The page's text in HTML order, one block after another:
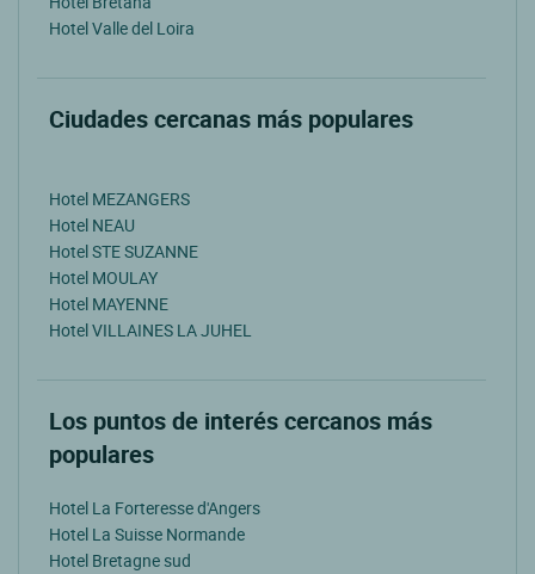
Hotel Valle del Loira
Ciudades cercanas más populares
Hotel MEZANGERS
Hotel NEAU
Hotel STE SUZANNE
Hotel MOULAY
Hotel MAYENNE
Hotel VILLAINES LA JUHEL
Los puntos de interés cercanos más
populares
Hotel La Forteresse d'Angers
Hotel La Suisse Normande
Hotel Bretagne sud